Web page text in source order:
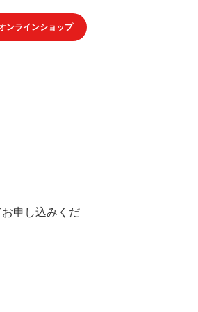
ンラインショップ
申し込みくだ